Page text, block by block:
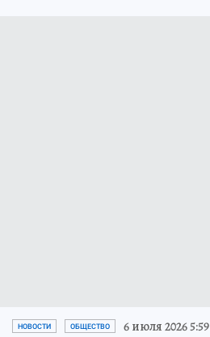
НОВОСТИ ОБЩЕСТВО 6 июля 2026 5:59